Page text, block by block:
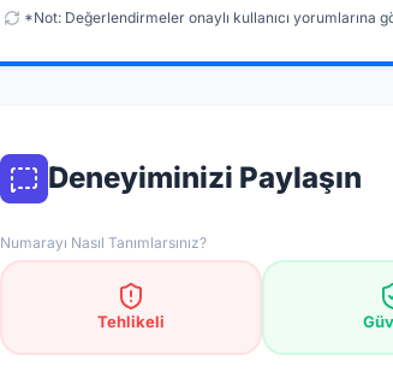
*Not: Değerlendirmeler onaylı kullanıcı yorumlarına
Deneyiminizi Paylaşın
Numarayı Nasıl Tanımlarsınız?
Tehlikeli